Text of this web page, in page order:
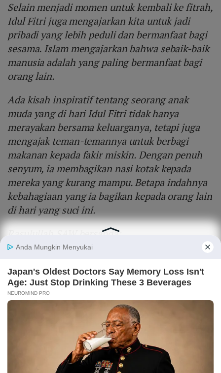
Selain menjadi momen untuk kembali ke fitrah,
Idul Fitri juga mengajarkan kita untuk jadi
pribadi yang lebih peduli dan bermanfaat bagi
sesama. Islam mengajarkan bahwa sebaik-baik
manusia adalah yang paling bermanfaat bagi
orang lain.
Ada kisah inspiratif tentang seorang anak
muda yang di hari Idul Fitri tidak hanya
merayakan bersama keluarganya, tetapi juga
mengajak teman-temannya untuk berbagi
makanan kepada fakir miskin. Dengan penuh
senyum, ia membagikan nasi kotak kepada
mereka yang kurang mampu. Betapa indahnya
kebahagiaan yang ia bagikan kepada orang lain
di hari yang suci ini.
Rasulullah SAW bersabda:
bermanfaat bagi manusia lain."(HR. Ahmad)
Mari kita jadikan Idul Fitri ini sebagai awal
untuk lebih banyak berbagi dan membantu
sesama. Kebaikan sekecil apa pun bisa menjadi
berkah yang besar bagi orang lain.
Semoga kita semua bisa menjadi pribadi yang